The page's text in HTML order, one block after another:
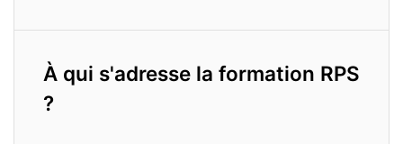
À qui s'adresse la formation RPS
?